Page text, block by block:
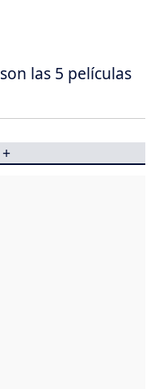
las 5 películas